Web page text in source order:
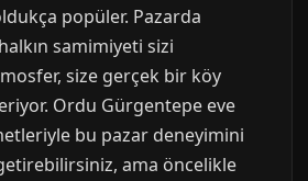
popüler. Pazarda
samimiyeti sizi
size gerçek bir köy
Ordu Gürgentepe eve
bu pazar deneyimini
ama öncelikle